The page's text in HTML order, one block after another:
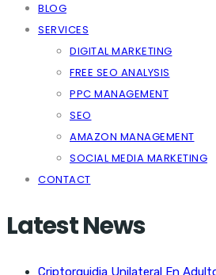
BLOG
SERVICES
DIGITAL MARKETING
FREE SEO ANALYSIS
PPC MANAGEMENT
SEO
AMAZON MANAGEMENT
SOCIAL MEDIA MARKETING
CONTACT
Latest News
Criptorquidia Unilateral En